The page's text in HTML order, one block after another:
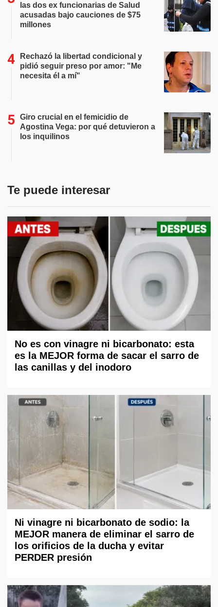
las dos ex funcionarias de Salud
acusadas bajo cauciones de $75
millones
Rechazó la libertad condicional y
pidió seguir preso por amor: "Me
necesita él a mí"
Giro crucial en el femicidio de
Agostina Vega: por qué detuvieron a
los inquilinos
Te puede interesar
No es con vinagre ni bicarbonato: esta
es la MEJOR forma de sacar el sarro de
las canillas y del inodoro
Ni vinagre ni bicarbonato de sodio: la
MEJOR manera de eliminar el sarro de
los orificios de la ducha y evitar
PERDER presión